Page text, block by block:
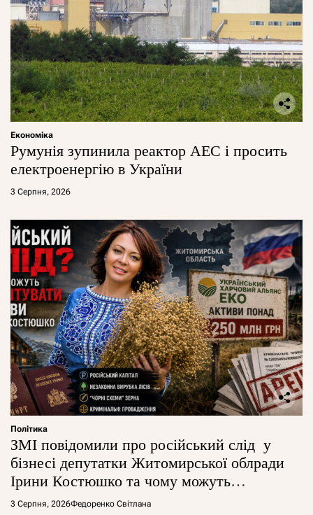
Економіка
Румунія зупинила реактор АЕС і просить
електроенергію в України
3 Серпня, 2026
Політика
ЗМІ повідомили про російський слід у
бізнесі депутатки Житомирської облради
Ірини Костюшко та чому можуть
арештувати її активи
3 Серпня, 2026Федоренко Світлана